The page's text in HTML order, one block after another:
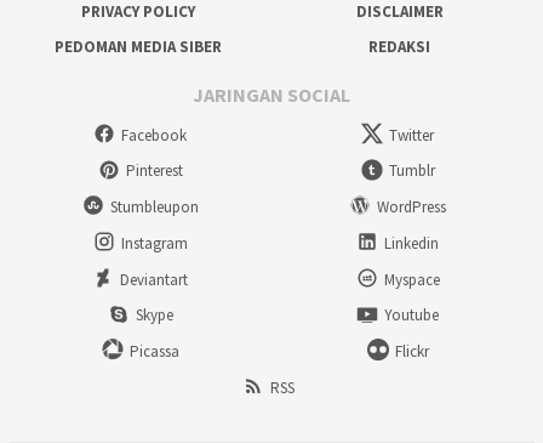
PRIVACY POLICY
DISCLAIMER
PEDOMAN MEDIA SIBER
REDAKSI
JARINGAN SOCIAL
Facebook
Twitter
Pinterest
Tumblr
Stumbleupon
WordPress
Instagram
Linkedin
Deviantart
Myspace
Skype
Youtube
Picassa
Flickr
RSS